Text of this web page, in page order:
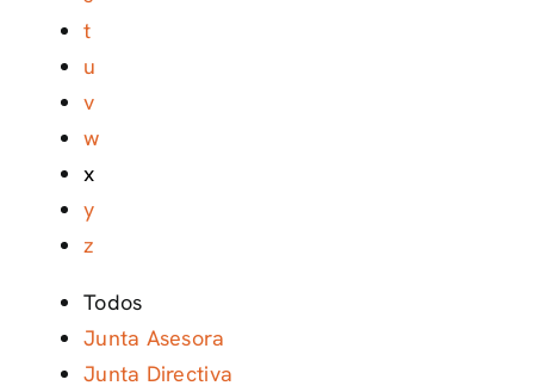
t
u
v
w
x
y
z
Todos
Junta Asesora
Junta Directiva